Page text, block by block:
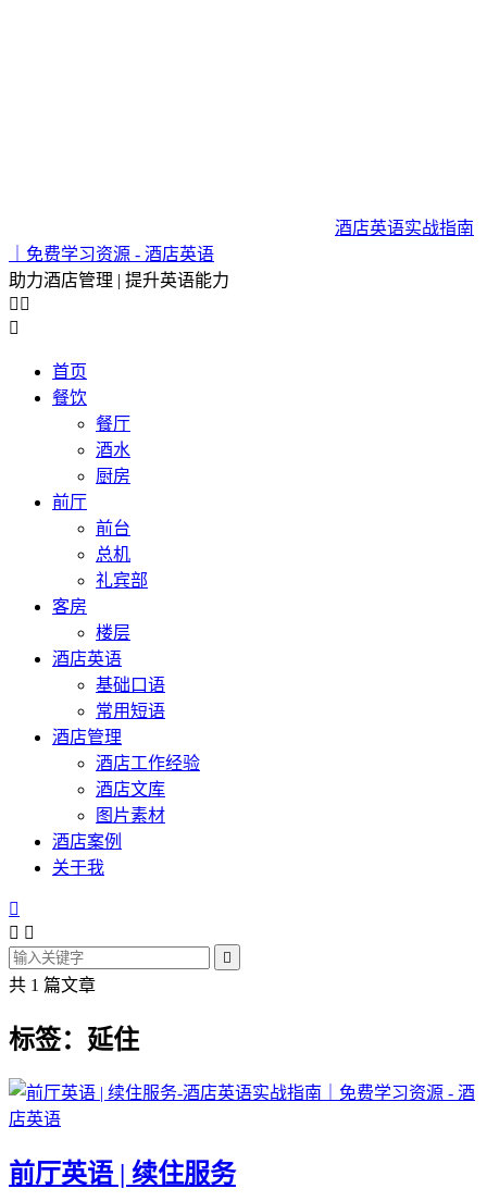
酒店英语实战指南
｜免费学习资源 - 酒店英语
助力酒店管理 | 提升英语能力
 

首页
餐饮
餐厅
酒水
厨房
前厅
前台
总机
礼宾部
客房
楼层
酒店英语
基础口语
常用短语
酒店管理
酒店工作经验
酒店文库
图片素材
酒店案例
关于我

 

共 1 篇文章
标签：延住
前厅英语 | 续住服务